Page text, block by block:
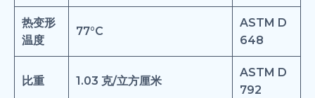
热变形
温度
77°C
ASTM D
648
比重 1.03 克/立方厘米
ASTM D
792